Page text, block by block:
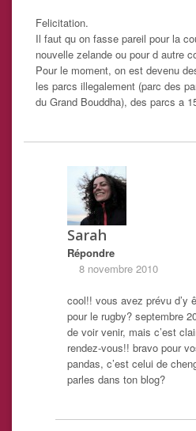
Felicitation.
Il faut qu on fasse pareil pour la
nouvelle zelande ou pour d autre
Pour le moment, on est devenu
les parcs illegalement (parc des
du Grand Bouddha), des parcs a
Sarah
Répondre
8 novembre 2010
cool!! vous avez prévu d’y
pour le rugby? septembre
de voir venir, mais c’est
rendez-vous!! bravo pour
pandas, c’est celui de
parles dans ton blog?